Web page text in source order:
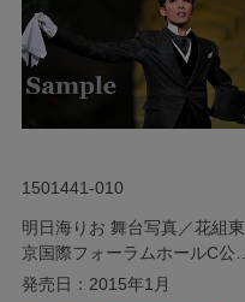
1501441-010
明日海りお 舞台写真／花組東
京国際フォーラムホールC公演
『Ernest in Love』
発売日：2015年1月